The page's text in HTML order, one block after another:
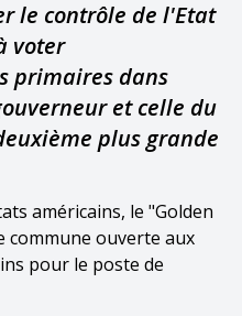
le contrôle de l'Etat
voter
primaires dans
et celle du
plus grande
américains, le "Golden
commune ouverte aux
pour le poste de